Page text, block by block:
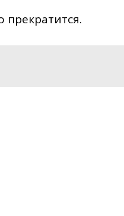
прекратится.